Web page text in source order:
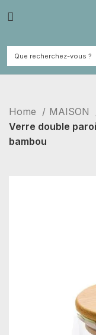
Home MAISON
Verre double
bambou